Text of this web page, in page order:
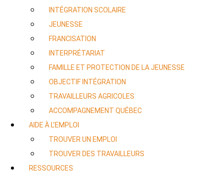
INTÉGRATION SCOLAIRE
JEUNESSE
FRANCISATION
INTERPRÉTARIAT
FAMILLE ET PROTECTION DE LA JEUNESSE
OBJECTIF INTÉGRATION
TRAVAILLEURS AGRICOLES
ACCOMPAGNEMENT QUÉBEC
AIDE À L’EMPLOI
TROUVER UN EMPLOI
TROUVER DES TRAVAILLEURS
RESSOURCES